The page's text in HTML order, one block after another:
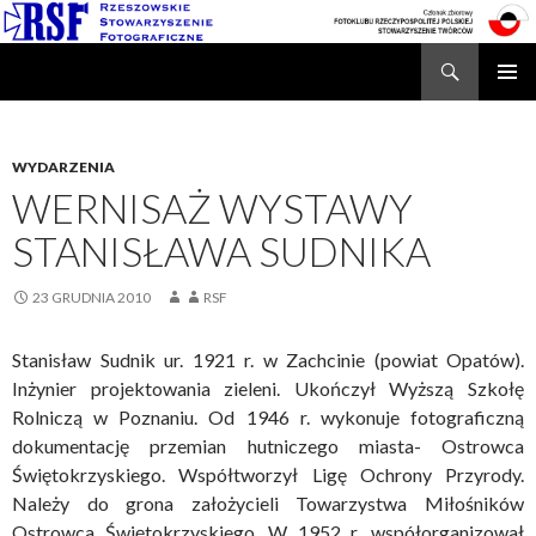
WYDARZENIA
WERNISAŻ WYSTAWY
STANISŁAWA SUDNIKA
23 GRUDNIA 2010 RSF
Stanisław Sudnik ur. 1921 r. w Zachcinie (powiat Opatów).
Inżynier projektowania zieleni. Ukończył Wyższą Szkołę
Rolniczą w Poznaniu. Od 1946 r. wykonuje fotograficzną
dokumentację przemian hutniczego miasta- Ostrowca
Świętokrzyskiego. Współtworzył Ligę Ochrony Przyrody.
Należy do grona założycieli Towarzystwa Miłośników
Ostrowca Świętokrzyskiego. W 1952 r. współorganizował